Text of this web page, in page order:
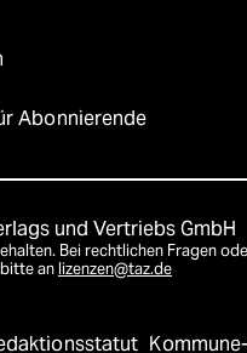
Abonnierende
und Vertriebs GmbH
Bei rechtlichen Fragen
an lizenzen@taz.de